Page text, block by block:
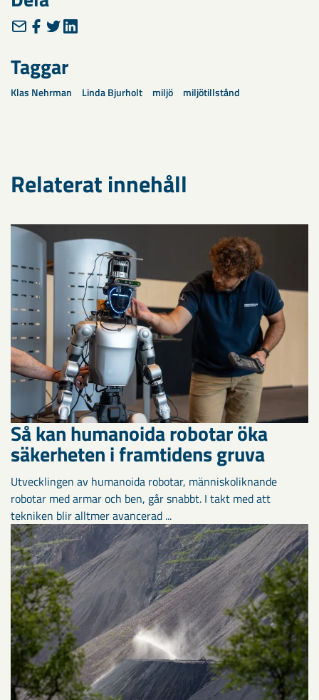
Taggar
Klas Nehrman Linda Bjurholt miljö miljötillstånd
Relaterat innehåll
Så kan humanoida robotar öka
säkerheten i framtidens gruva
Utvecklingen av humanoida robotar, människoliknande
robotar med armar och ben, går snabbt. I takt med att
tekniken blir alltmer avancerad ...